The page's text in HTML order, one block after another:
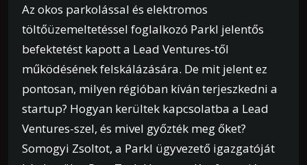
Az okos parkolással és elektromos
töltőüzemeltetéssel foglalkozó Parkl jelentős
befektetést kapott a Lead Ventures-től
működésének felskálázására. De mit jelent ez
pontosan, milyen régióban kíván terjeszkedni a
startup? Hogyan kerültek kapcsolatba a Lead
Ventures-szel, és mivel győzték meg őket?
Somogyi Zsoltot, a Parkl ügyvezető igazgatóját